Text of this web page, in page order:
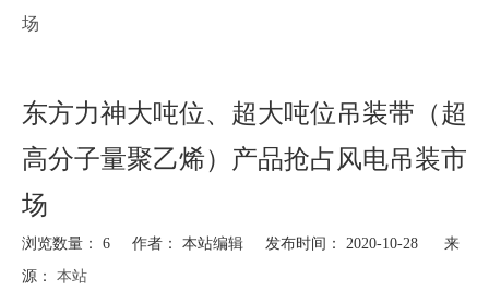
场
东方力神大吨位、超大吨位吊装带（超
高分子量聚乙烯）产品抢占风电吊装市
场
浏览数量： 6 作者： 本站编辑 发布时间： 2020-10-28 来
源： 本站